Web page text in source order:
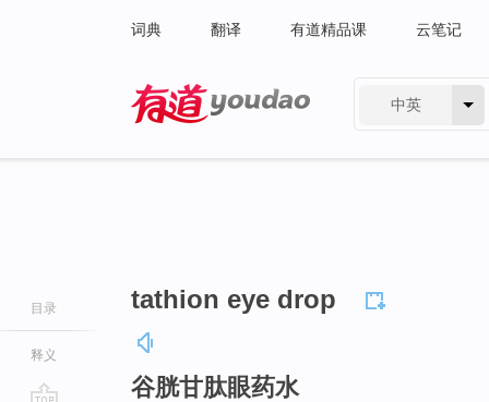
词典 翻译 有道精品课 云笔记
中英
目录
释义
tathion eye drop
谷胱甘肽眼药水